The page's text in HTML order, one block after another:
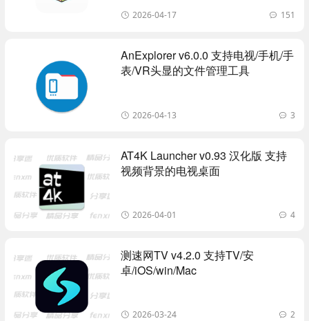
2026-04-17 151
AnExplorer v6.0.0 支持电视/手机/手
表/VR头显的文件管理工具
2026-04-13 3
AT4K Launcher v0.93 汉化版 支持
视频背景的电视桌面
2026-04-01 4
测速网TV v4.2.0 支持TV/安
卓/iOS/win/Mac
2026-03-24 2